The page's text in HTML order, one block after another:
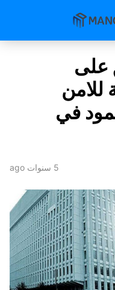
على
للامن
في
5 سنوات ago